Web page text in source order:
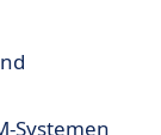
Systemen